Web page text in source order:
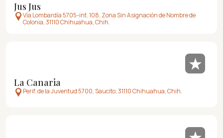
Jus Jus
Vía Lombardía 5705-int. 108, Zona Sin Asignación de Nombre de
Colonia, 31110 Chihuahua, Chih.
La Canaria
Perif. de la Juventud 5700, Saucito, 31110 Chihuahua, Chih.